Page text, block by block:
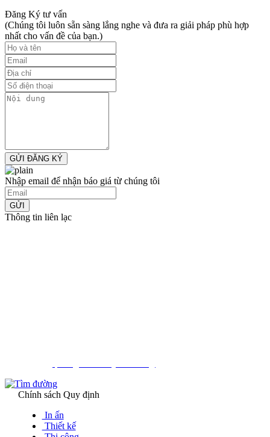
Đăng Ký tư vấn
(Chúng tôi luôn sẵn sàng lắng nghe và đưa ra giải pháp phù hợp
nhất cho vấn đề của bạn.)
GỬI ĐĂNG KÝ
Nhập email để nhận báo giá từ chúng tôi
GỬI
Thông tin liên lạc
Chính sách Quy định
In ấn
Thiết kế